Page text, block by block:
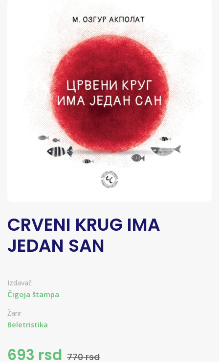
CRVENI KRUG IMA
JEDAN SAN
Izdavač
Čigoja štampa
Žanr
Beletristika
693 rsd 770 rsd